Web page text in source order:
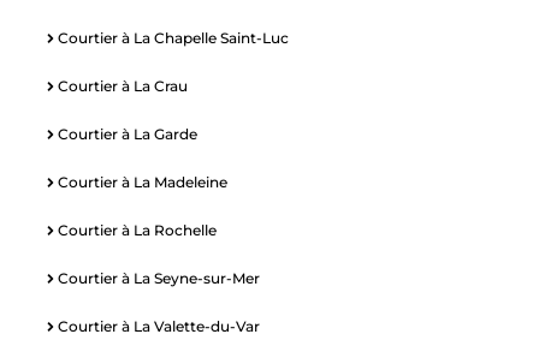
Courtier à La Chapelle Saint-Luc
Courtier à La Crau
Courtier à La Garde
Courtier à La Madeleine
Courtier à La Rochelle
Courtier à La Seyne-sur-Mer
Courtier à La Valette-du-Var